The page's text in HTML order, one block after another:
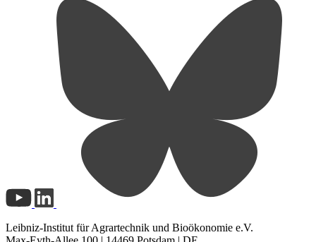
Leibniz-Institut für Agrartechnik und Bioökonomie e.V.